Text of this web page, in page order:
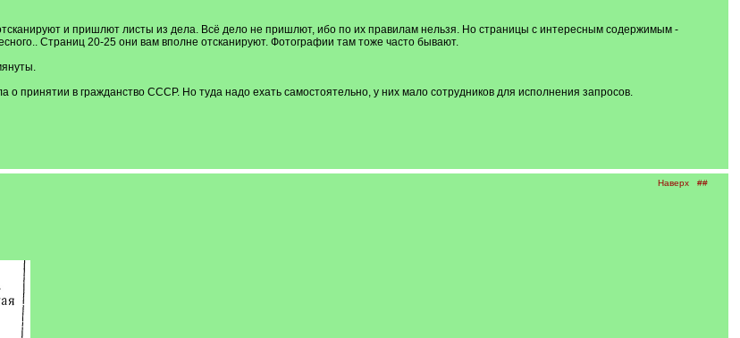
и пришлют листы из дела. Всё дело не пришлют, ибо по их правилам нельзя. Но страницы с интересным содержимым -
Страниц 20-25 они вам вполне отсканируют. Фотографии там тоже часто бывают.
принятии в гражданство СССР. Но туда надо ехать самостоятельно, у них мало сотрудников для исполнения запросов.
Наверх ##